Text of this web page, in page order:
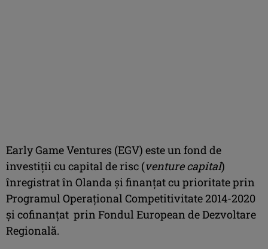
Early Game Ventures (EGV) este un fond de
investiţii cu capital de risc (venture capital)
înregistrat în Olanda și finanțat cu prioritate prin
Programul Operațional Competitivitate 2014-2020
şi cofinanțat prin Fondul European de Dezvoltare
Regională.